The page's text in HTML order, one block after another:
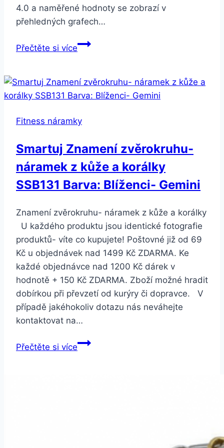
4.0 a naměřené hodnoty se zobrazí v
přehledných grafech…
Přečtěte si víceSmartuj
fitness
náramek
5
SMW000019
Barva:
Fitness náramky
Smartuj Znamení zvěrokruhu-
náramek z kůže a korálky
SSB131 Barva: Blíženci- Gemini
Znamení zvěrokruhu- náramek z kůže a korálky
U každého produktu jsou identické fotografie
produktů- víte co kupujete! Poštovné již od 69
Kč u objednávek nad 1499 Kč ZDARMA. Ke
každé objednávce nad 1200 Kč dárek v
hodnotě + 150 Kč ZDARMA. Zboží možné hradit
dobírkou při převzetí od kurýry či dopravce. V
případě jakéhokoliv dotazu nás neváhejte
kontaktovat na…
Přečtěte si víceSmartuj